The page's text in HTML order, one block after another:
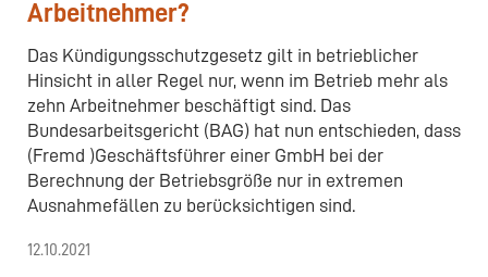
Arbeitnehmer?
Das Kündigungsschutzgesetz gilt in betrieblicher
Hinsicht in aller Regel nur, wenn im Betrieb mehr als
zehn Arbeitnehmer beschäftigt sind. Das
Bundesarbeitsgericht (BAG) hat nun entschieden, dass
(Fremd )Geschäftsführer einer GmbH bei der
Berechnung der Betriebsgröße nur in extremen
Ausnahmefällen zu berücksichtigen sind.
12.10.2021